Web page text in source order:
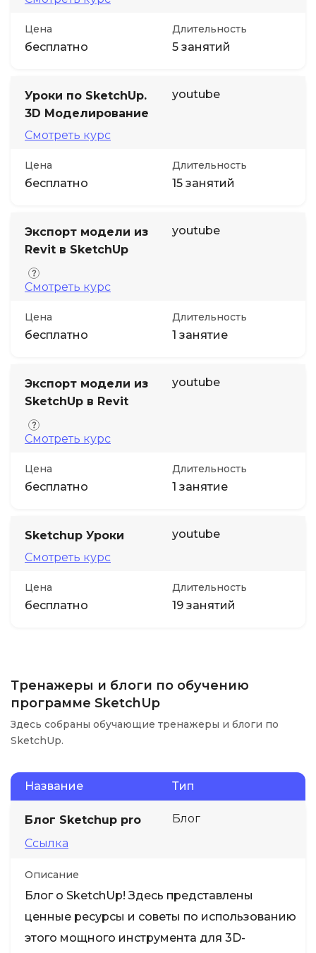
Цена
бесплатно
Длительность
5 занятий
Уроки по SketchUp.
3D Моделирование
Смотреть курс
youtube
Цена
бесплатно
Длительность
15 занятий
Экспорт модели из
Revit в SketchUp
Смотреть курс
youtube
Цена
бесплатно
Длительность
1 занятие
Экспорт модели из
SketchUp в Revit
Смотреть курс
youtube
Цена
бесплатно
Длительность
1 занятие
Sketchup Уроки
Смотреть курс
youtube
Цена
бесплатно
Длительность
19 занятий
Тренажеры и блоги по обучению
программе SketchUp
Здесь собраны обучающие тренажеры и блоги по
SketchUp.
Название Тип
Блог Sketchup pro
Ссылка
Блог
Описание
Блог о SketchUp! Здесь представлены
ценные ресурсы и советы по использованию
этого мощного инструмента для 3D-